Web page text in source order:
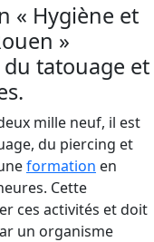
« Hygiène et
»
tatouage et
mille neuf, il est
du piercing et
formation en
Cette
ces activités et doit
un organisme